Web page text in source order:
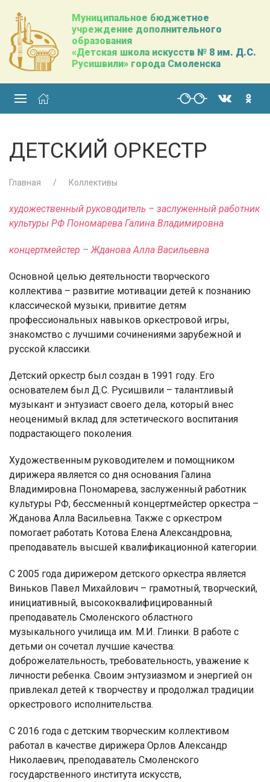
Муниципальное бюджетное
учреждение дополнительного
образования
«Детская школа искусств № 8 им. Д.С.
Русишвили» города Смоленска
ДЕТСКИЙ ОРКЕСТР
Главная Коллективы
художественный руководитель – заслуженный работник
культуры РФ Пономарева Галина Владимировна
концертмейстер – Жданова Алла Васильевна
Основной целью деятельности творческого
коллектива – развитие мотивации детей к познанию
классической музыки, привитие детям
профессиональных навыков оркестровой игры,
знакомство с лучшими сочинениями зарубежной и
русской классики.
Детский оркестр был создан в 1991 году. Его
основателем был Д.С. Русишвили – талантливый
музыкант и энтузиаст своего дела, который внес
неоценимый вклад для эстетического воспитания
подрастающего поколения.
Художественным руководителем и помощником
дирижера является со дня основания Галина
Владимировна Пономарева, заслуженный работник
культуры РФ, бессменный концертмейстер оркестра –
Жданова Алла Васильевна. Также с оркестром
помогает работать Котова Елена Александровна,
преподаватель высшей квалификационной категории.
С 2005 года дирижером детского оркестра является
Виньков Павел Михайлович – грамотный, творческий,
инициативный, высококвалифицированный
преподаватель Смоленского областного
музыкального училища им. М.И. Глинки. В работе с
детьми он сочетал лучшие качества:
доброжелательность, требовательность, уважение к
личности ребенка. Своим энтузиазмом и энергией он
привлекал детей к творчеству и продолжал традиции
оркестрового исполнительства.
С 2016 года с детским творческим коллективом
работал в качестве дирижера Орлов Александр
Николаевич, преподаватель Смоленского
государственного института искусств,